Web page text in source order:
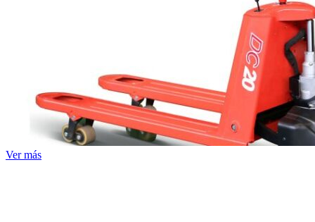
Ver más